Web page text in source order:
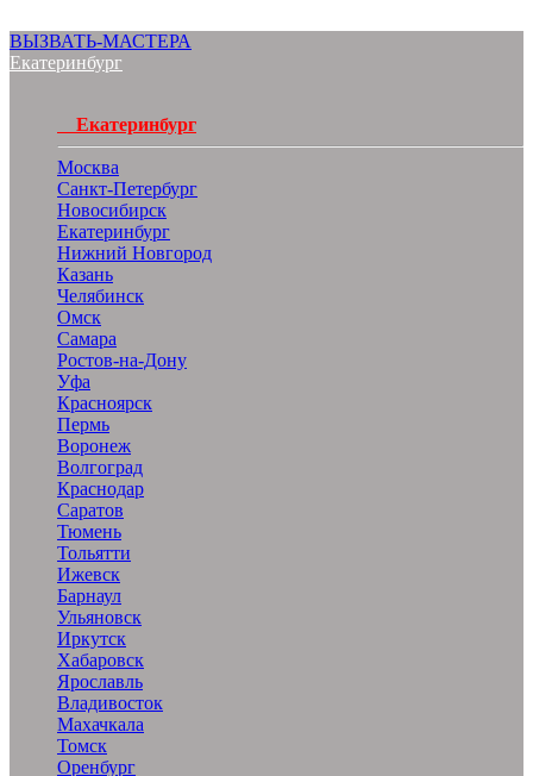
ВЫЗВАТЬ-МАСТЕРА
Екатеринбург
Екатеринбург
Москва
Санкт-Петербург
Новосибирск
Екатеринбург
Нижний Новгород
Казань
Челябинск
Омск
Самара
Ростов-на-Дону
Уфа
Красноярск
Пермь
Воронеж
Волгоград
Краснодар
Саратов
Тюмень
Тольятти
Ижевск
Барнаул
Ульяновск
Иркутск
Хабаровск
Ярославль
Владивосток
Махачкала
Томск
Оренбург